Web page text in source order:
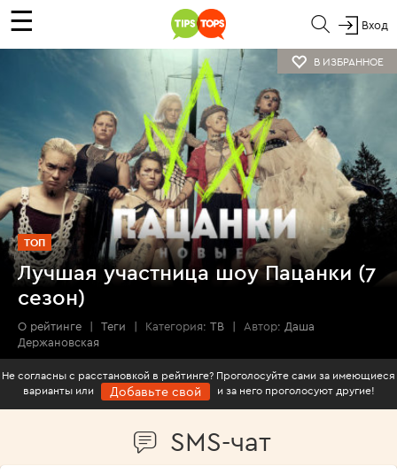
☰ Вход
В ИЗБРАННОЕ
ТОП
Лучшая участница шоу Пацанки (7
сезон)
О рейтинге | Теги | Категория: ТВ | Автор: Даша
Держановская
Не согласны с расстановкой в рейтинге? Проголосуйте сами за имеющиеся
варианты или
Добавьте свой и за него проголосуют другие!
SMS-чат